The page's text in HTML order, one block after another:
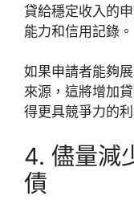
貸給穩定收入的
能力和信用記錄。
如果申請者能夠
來源，這將增加
得更具競爭力的利
4. 儘量減
債